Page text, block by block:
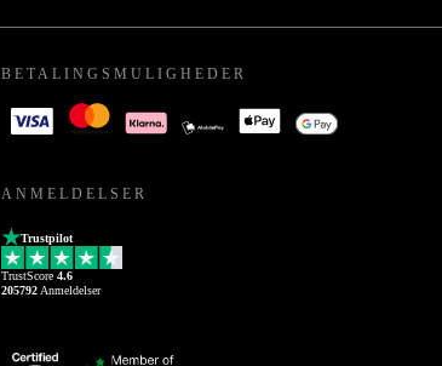
BETALINGSMULIGHEDER
ANMELDELSER
Trustpilot
TrustScore 4.6
205792 Anmeldelser